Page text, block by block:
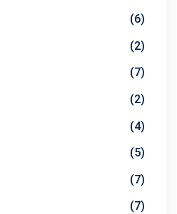
(6)
(2)
(7)
(2)
(4)
(5)
(7)
(7)